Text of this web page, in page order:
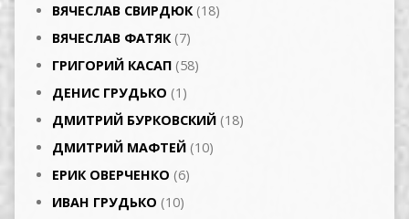
ВЯЧЕСЛАВ СВИРДЮК(18)
ВЯЧЕСЛАВ ФАТЯК(7)
ГРИГОРИЙ КАСАП (58)
ДЕНИС ГРУДЬКО (1)
ДМИТРИЙ БУРКОВСКИЙ (18)
ДМИТРИЙ МАФТЕЙ (10)
ЕРИК ОВЕРЧЕНКО (6)
ИВАН ГРУДЬКО (10)